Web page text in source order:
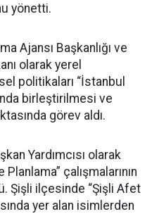
yönetti.
Ajansı Başkanlığı ve
olarak yerel
politikaları “İstanbul
birleştirilmesi ve
görev aldı.
Yardımcısı olarak
çalışmalarının
Şişli ilçesinde “Şişli Afet
yer alan isimlerden